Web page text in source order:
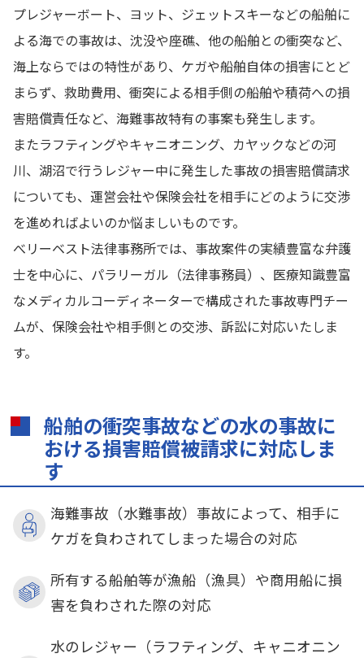
プレジャーボート、ヨット、ジェットスキーなどの船舶に
よる海での事故は、沈没や座礁、他の船舶との衝突など、
海上ならではの特性があり、ケガや船舶自体の損害にとど
まらず、救助費用、衝突による相手側の船舶や積荷への損
害賠償責任など、海難事故特有の事案も発生します。
またラフティングやキャニオニング、カヤックなどの河
川、湖沼で行うレジャー中に発生した事故の損害賠償請求
についても、運営会社や保険会社を相手にどのように交渉
を進めればよいのか悩ましいものです。
べリーベスト法律事務所では、事故案件の実績豊富な弁護
士を中心に、パラリーガル（法律事務員）、医療知識豊富
なメディカルコーディネーターで構成された事故専門チー
ムが、保険会社や相手側との交渉、訴訟に対応いたしま
す。
船舶の衝突事故などの水の事故に
おける損害賠償被請求に対応しま
す
海難事故（水難事故）事故によって、相手に
ケガを負わされてしまった場合の対応
所有する船舶等が漁船（漁具）や商用船に損
害を負わされた際の対応
水のレジャー（ラフティング、キャニオニン